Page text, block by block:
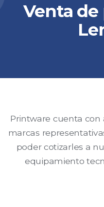
Venta
Printware cuenta con
marcas
poder cotizarles a
equipamiento